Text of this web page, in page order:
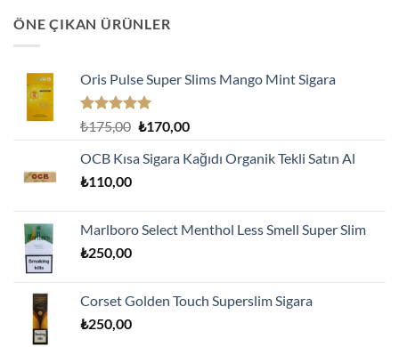
ÖNE ÇIKAN ÜRÜNLER
Oris Pulse Super Slims Mango Mint Sigara
5 üzerinden
oy
aldı
₺175,00 Orijinal
₺175,00.
₺170,00Şu
fiyat:
OCB Kısa Sigara Kağıdı Organik Tekli Satın Al
₺110,00
Marlboro Select Menthol Less Smell Super Slim
₺250,00
Corset Golden Touch Superslim Sigara
₺250,00